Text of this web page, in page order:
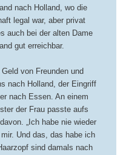
nach Holland, wo die
legal war, aber privat
auch bei der alten Dame
gut erreichbar.
von Freunden und
nach Holland, der Eingriff
nach Essen. An einem
der Frau passte aufs
„Ich habe nie wieder
Und das, das habe ich
sind damals nach